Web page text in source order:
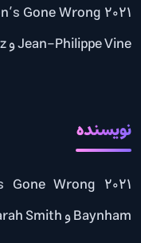
Jean-Philippe Vine و Octavio E. Rodriguez است.
نویسنده
Baynham و Sarah Smith است.